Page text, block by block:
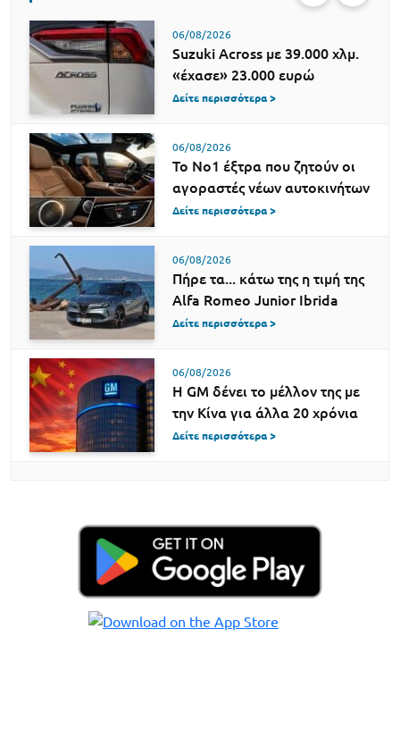
06/08/2026
Suzuki Across με 39.000 χλμ.
«έχασε» 23.000 ευρώ
Δείτε περισσότερα >
06/08/2026
Το Νο1 έξτρα που ζητούν οι
αγοραστές νέων αυτοκινήτων
Δείτε περισσότερα >
06/08/2026
Πήρε τα... κάτω της η τιμή της
Alfa Romeo Junior Ibrida
Δείτε περισσότερα >
06/08/2026
Η GM δένει το μέλλον της με
την Κίνα για άλλα 20 χρόνια
Δείτε περισσότερα >